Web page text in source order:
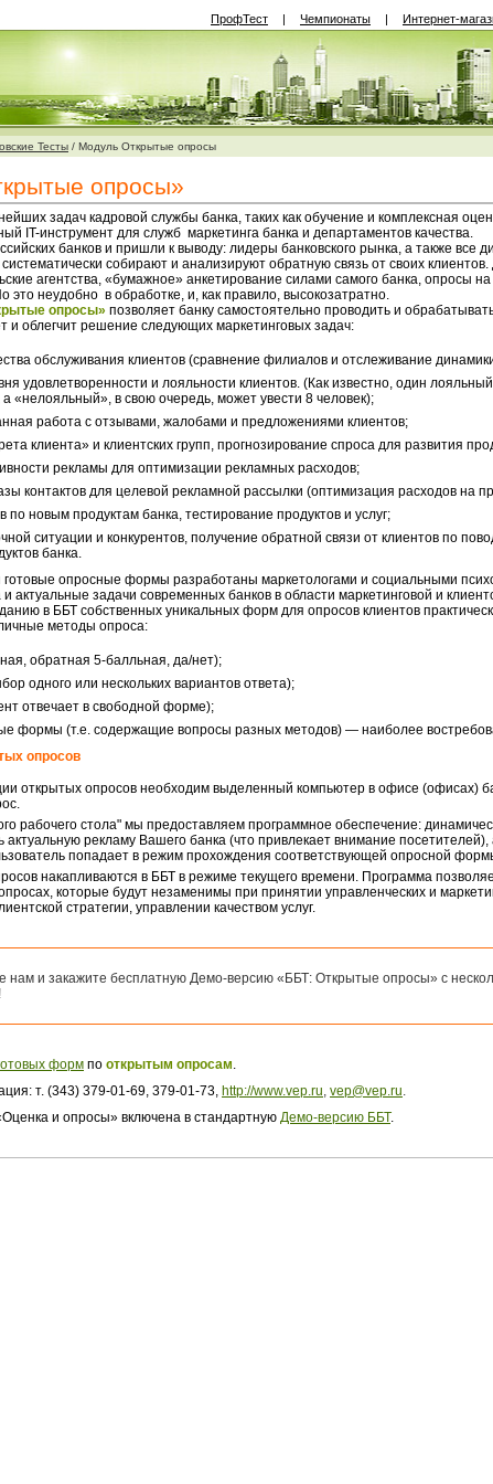
ПрофТест | Чемпионаты | Интернет-
Тесты / Модуль Открытые опросы
опросы»
задач кадровой службы банка, таких как обучение и комплексная
IT-инструмент для служб маркетинга банка и департаментов качества.
банков и пришли к выводу: лидеры банковского рынка, а также все
собирают и анализируют обратную связь от своих
агентства, «бумажное» анкетирование силами самого банка, опросы
это неудобно в обработке, и, как правило, высокозатратно.
опросы» позволяет банку самостоятельно проводить и
и облегчит решение следующих маркетинговых задач:
обслуживания клиентов (сравнение филиалов и отслеживание
удовлетворенности и лояльности клиентов. (Как известно, один
«нелояльный», в свою очередь, может увести 8 человек);
работа с отзывами, жалобами и предложениями клиентов;
клиента» и клиентских групп, прогнозирование спроса для развития
рекламы для оптимизации рекламных расходов;
контактов для целевой рекламной рассылки (оптимизация расходов на
по новым продуктам банка, тестирование продуктов и услуг;
ситуации и конкурентов, получение обратной связи от клиентов по
банка.
опросные формы разработаны маркетологами и социальными
и актуальные задачи современных банков в области маркетинговой и
в ББТ собственных уникальных форм для опросов клиентов
методы опроса:
обратная 5-балльная, да/нет);
одного или нескольких вариантов ответа);
отвечает в свободной форме);
формы (т.е. содержащие вопросы разных методов) — наиболее
опросов
открытых опросов необходим выделенный компьютер в офисе (офисах)
рабочего стола" мы предоставляем программное обеспечение:
актуальную рекламу Вашего банка (что привлекает внимание посетителей),
попадает в режим прохождения соответствующей опросной
накапливаются в ББТ в режиме текущего времени. Программа
которые будут незаменимы при принятии управленческих и
стратегии, управлении качеством услуг.
нам и закажите бесплатную Демо-версию «ББТ: Открытые опросы» с
форм по открытым опросам.
т. (343) 379-01-69, 379-01-73, http://www.vep.ru, vep@vep.ru.
и опросы» включена в стандартную Демо-версию ББТ.